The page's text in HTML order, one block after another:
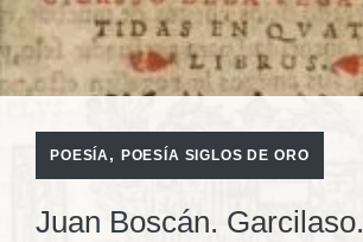
POESÍA, POESÍA SIGLOS DE ORO
Juan Boscán. Garcilaso.